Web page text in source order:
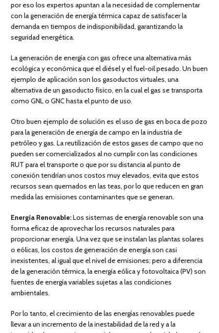
por eso los expertos apuntan a la necesidad de complementar
con la generación de energía térmica capaz de satisfacer la
demanda en tiempos de indisponibilidad, garantizando la
seguridad energética.
La generación de energía con gas ofrece una alternativa más
ecológica y económica que el diésel y el fuel-oil pesado. Un buen
ejemplo de aplicación son los gasoductos virtuales, una
alternativa de un gasoducto físico, en la cual el gas se transporta
como GNL o GNC hasta el punto de uso.
Otro buen ejemplo de solución es el uso de gas en boca de pozo
para la generación de energía de campo en la industria de
petróleo y gas. La reutilización de estos gases de campo que no
pueden ser comercializados al no cumplir con las condiciones
RUT para el transporte o que por su distancia al punto de
conexión tendrían unos costos muy elevados, evita que estos
recursos sean quemados en las teas, por lo que reducen en gran
medida las emisiones contaminantes que se generan.
Energía Renovable:Los sistemas de energía renovable son una
forma eficaz de aprovechar los recursos naturales para
proporcionar energía. Una vez que se instalan las plantas solares
o eólicas, los costos de generación de energía son casi
inexistentes, al igual que el nivel de emisiones; pero a diferencia
de la generación térmica, la energía eólica y fotovoltaica (PV) son
fuentes de energía variables sujetas a las condiciones
ambientales.
Por lo tanto, el crecimiento de las energías renovables puede
llevar a un incremento de la inestabilidad de la red y a la